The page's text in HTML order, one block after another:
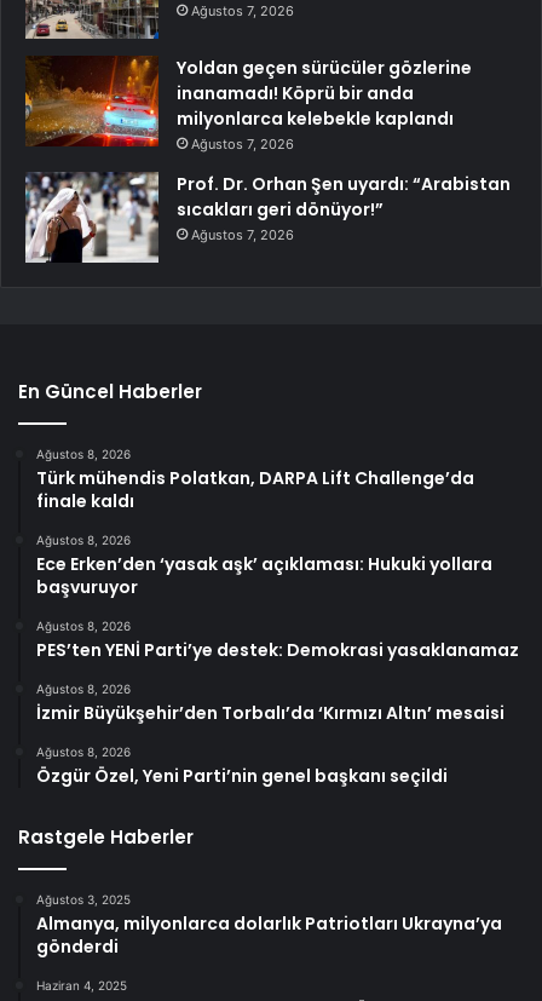
Ağustos 7, 2026
Yoldan geçen sürücüler gözlerine
inanamadı! Köprü bir anda
milyonlarca kelebekle kaplandı
Ağustos 7, 2026
Prof. Dr. Orhan Şen uyardı: “Arabistan
sıcakları geri dönüyor!”
Ağustos 7, 2026
En Güncel Haberler
Ağustos 8, 2026
Türk mühendis Polatkan, DARPA Lift Challenge’da
finale kaldı
Ağustos 8, 2026
Ece Erken’den ‘yasak aşk’ açıklaması: Hukuki yollara
başvuruyor
Ağustos 8, 2026
PES’ten YENİ Parti’ye destek: Demokrasi yasaklanamaz
Ağustos 8, 2026
İzmir Büyükşehir’den Torbalı’da ‘Kırmızı Altın’ mesaisi
Ağustos 8, 2026
Özgür Özel, Yeni Parti’nin genel başkanı seçildi
Rastgele Haberler
Ağustos 3, 2025
Almanya, milyonlarca dolarlık Patriotları Ukrayna’ya
gönderdi
Haziran 4, 2025